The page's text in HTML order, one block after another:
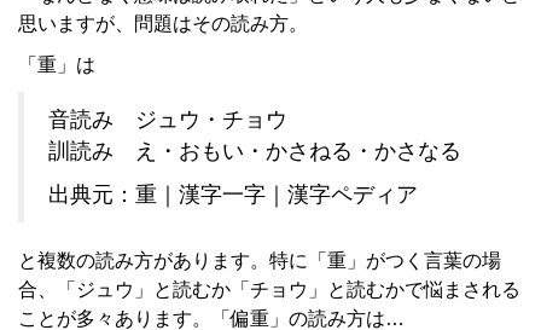
思いますが、問題はその読み方。
「重」は
音読み ジュウ・チョウ
訓読み え・おもい・かさねる・かさなる
出典元：重｜漢字一字｜漢字ペディア
と複数の読み方があります。特に「重」がつく言葉の場
合、「ジュウ」と読むか「チョウ」と読むかで悩まされる
ことが多々あります。「偏重」の読み方は…